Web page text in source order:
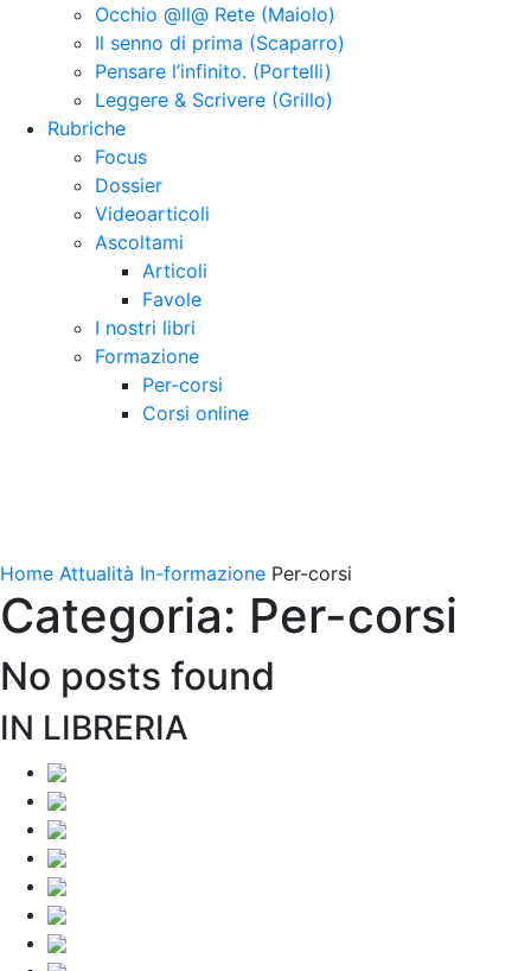
Occhio @ll@ Rete (Maiolo)
Il senno di prima (Scaparro)
Pensare l’infinito. (Portelli)
Leggere & Scrivere (Grillo)
Rubriche
Focus
Dossier
Videoarticoli
Ascoltami
Articoli
Favole
I nostri libri
Formazione
Per-corsi
Corsi online
Home Attualità In-formazione Per-corsi
Categoria: Per-corsi
No posts found
IN LIBRERIA